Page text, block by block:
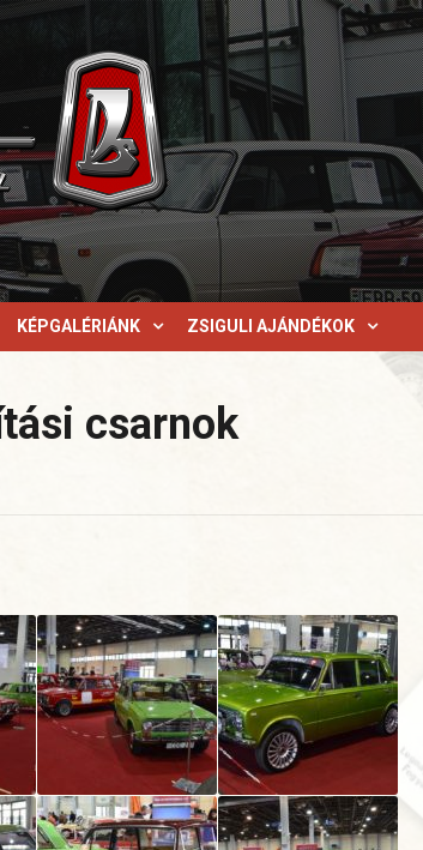
KÉPGALÉRIÁNK ZSIGULI AJÁNDÉKOK
csarnok